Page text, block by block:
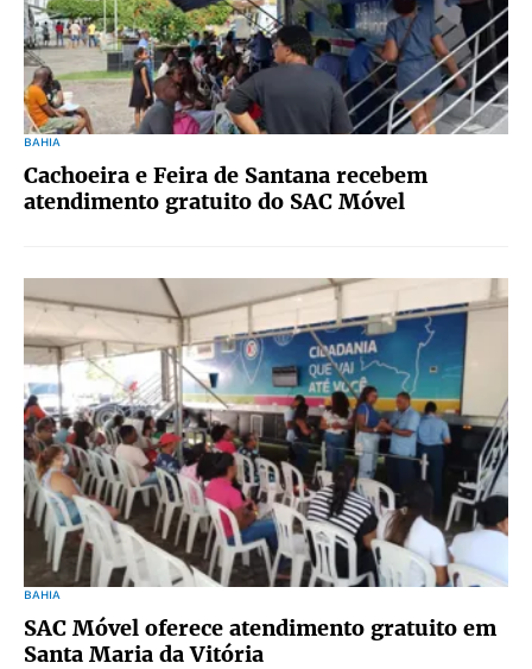
BAHIA
Cachoeira e Feira de Santana recebem
atendimento gratuito do SAC Móvel
BAHIA
SAC Móvel oferece atendimento gratuito em
Santa Maria da Vitória